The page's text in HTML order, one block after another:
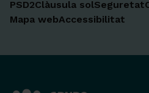
PSD2Clàusula solSeguretat
Mapa webAccessibilitat